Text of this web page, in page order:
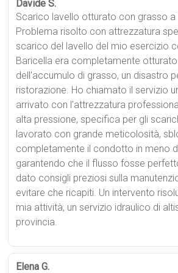
Davide S.
Scarico lavello otturato con grasso a
Problema risolto con attrezzatura
scarico del lavello del mio esercizio
Baricella era completamente
dell'accumulo di grasso, un disastro
ristorazione. Ho chiamato il servizio
arrivato con l'attrezzatura
alta pressione, specifica per gli
lavorato con grande meticolosità,
completamente il condotto in meno
garantendo che il flusso fosse
dato consigli preziosi sulla
evitare che ricapiti. Un intervento
mia attività, un servizio idraulico di
provincia.
Elena G.